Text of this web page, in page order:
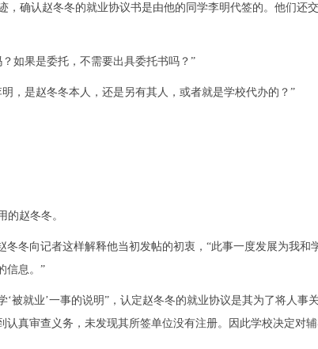
确认赵冬冬的就业协议书是由他的同学李明代签的。他们还
如果是委托，不需要出具委托书吗？”
，是赵冬冬本人，还是另有其人，或者就是学校代办的？”
赵冬冬。
冬向记者这样解释他当初发帖的初衷，“此事一度发展为我和
信息。”
就业’一事的说明”，认定赵冬冬的就业协议是其为了将人事
真审查义务，未发现其所签单位没有注册。因此学校决定对